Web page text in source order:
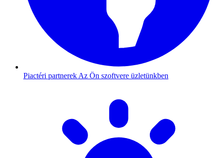
Piactéri partnerek Az Ön szoftvere üzletünkben